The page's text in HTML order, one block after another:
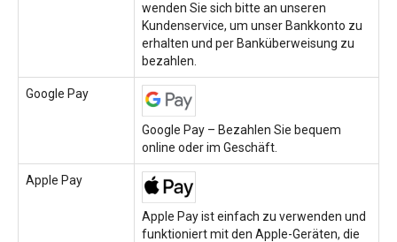
wenden Sie sich bitte an unseren
Kundenservice, um unser Bankkonto zu
erhalten und per Banküberweisung zu
bezahlen.
Google Pay
Google Pay – Bezahlen Sie bequem
online oder im Geschäft.
Apple Pay
Apple Pay ist einfach zu verwenden und
funktioniert mit den Apple-Geräten, die